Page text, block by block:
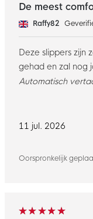
11 jul. 2026
Oorspronkelijk
De meest
Raffy82
Deze slippers zijn
gehad en zal nog
Automatisch